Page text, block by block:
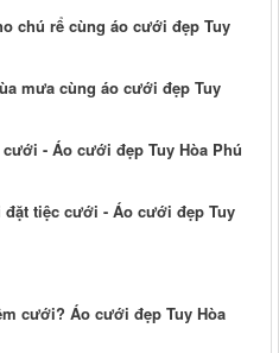
chú rể cùng áo cưới đẹp Tuy
mưa cùng áo cưới đẹp Tuy
- Áo cưới đẹp Tuy Hòa Phú
tiệc cưới - Áo cưới đẹp Tuy
cưới? Áo cưới đẹp Tuy Hòa